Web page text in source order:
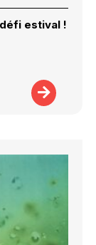
estival !